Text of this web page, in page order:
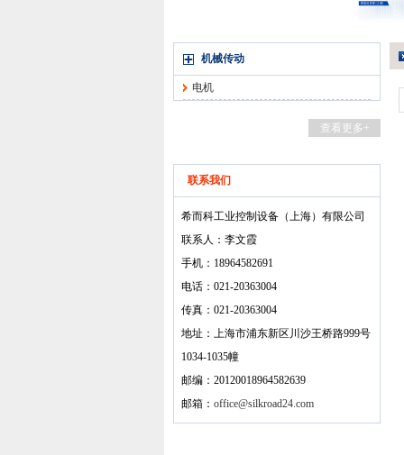
机械传动
电机
查看更多+
联系我们
希而科工业控制设备（上海）有限公司
联系人：李文霞
手机：18964582691
电话：021-20363004
传真：021-20363004
地址：上海市浦东新区川沙王桥路999号
1034-1035幢
邮编：20120018964582639
邮箱： office@silkroad24.com